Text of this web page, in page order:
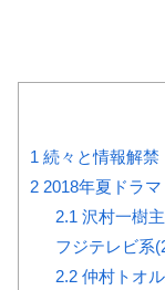
1 続々と情報解禁
2 2018年夏ドラ
2.1 沢村一樹
フジテレビ系
2.2仲村トオ